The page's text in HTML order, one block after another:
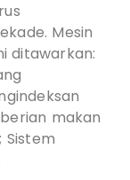
Mesin
ditawarkan:
makan